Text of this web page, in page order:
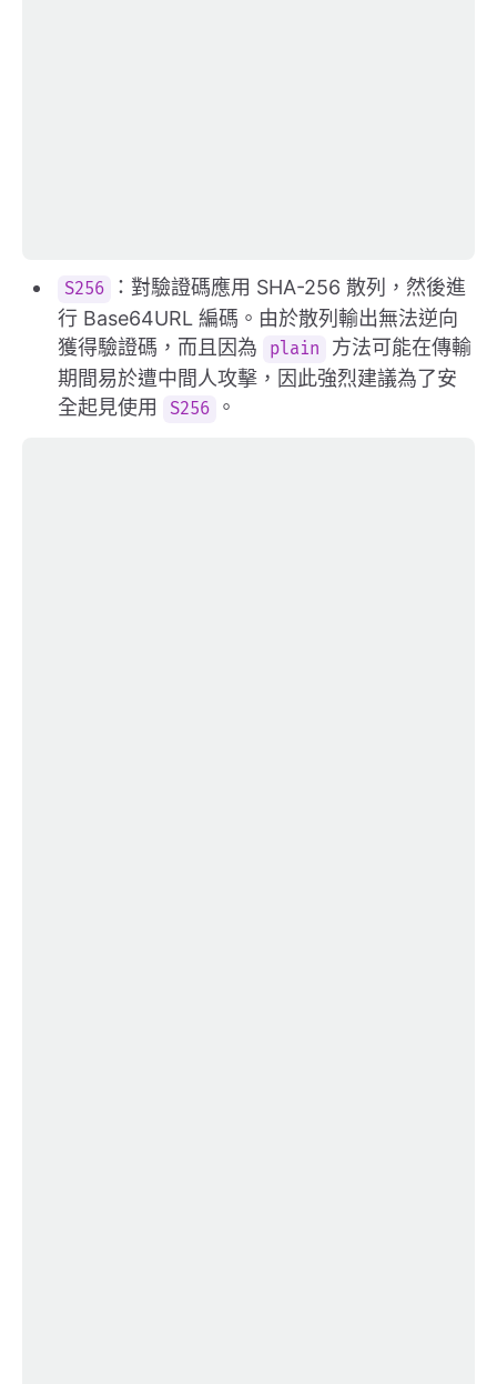
S256
：對驗證碼應用 SHA-256 散列，然後進
行 Base64URL 編碼。由於散列輸出無法逆向
獲得驗證碼，而且因為
plain
方法可能在傳輸
期間易於遭中間人攻擊，因此強烈建議為了安
全起見使用
S256 。